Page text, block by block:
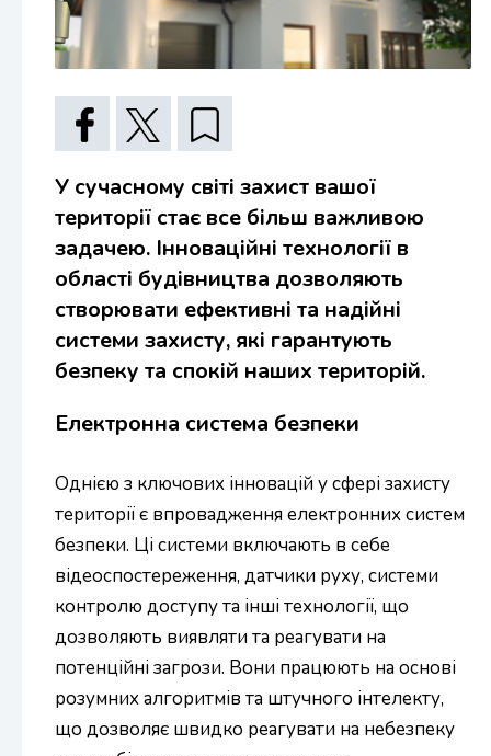
У сучасному світі захист вашої
території стає все більш важливою
задачею. Інноваційні технології в
області будівництва дозволяють
створювати ефективні та надійні
системи захисту, які гарантують
безпеку та спокій наших територій.
Електронна система безпеки
Однією з ключових інновацій у сфері захисту
території є впровадження електронних систем
безпеки. Ці системи включають в себе
відеоспостереження, датчики руху, системи
контролю доступу та інші технології, що
дозволяють виявляти та реагувати на
потенційні загрози. Вони працюють на основі
розумних алгоритмів та штучного інтелекту,
що дозволяє швидко реагувати на небезпеку